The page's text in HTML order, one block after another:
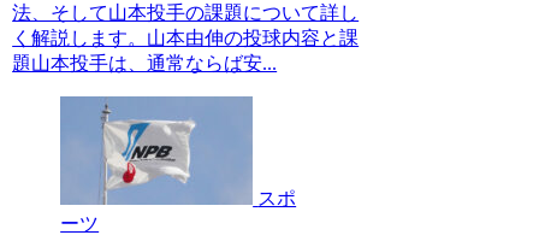
法、そして山本投手の課題について詳し
く解説します。山本由伸の投球内容と課
題山本投手は、通常ならば安...
スポ
ーツ